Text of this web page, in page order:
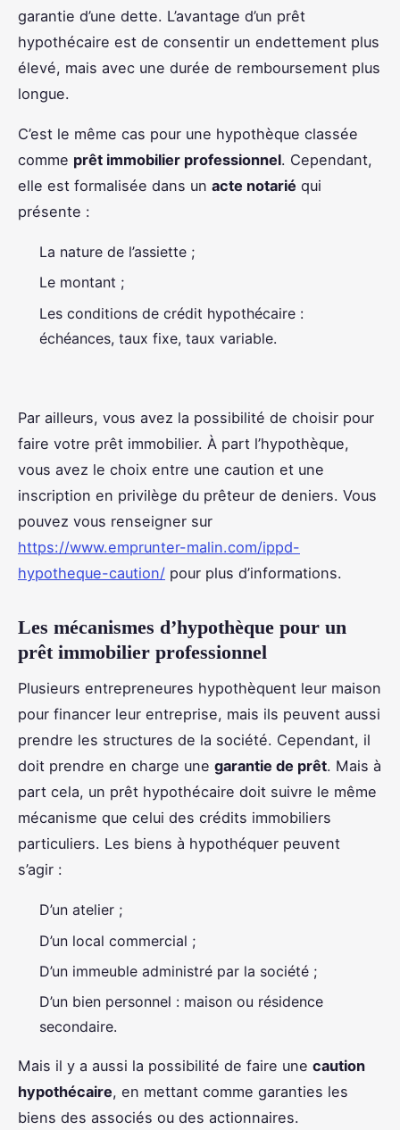
garantie d’une dette. L’avantage d’un prêt
hypothécaire est de consentir un endettement plus
élevé, mais avec une durée de remboursement plus
longue.
C’est le même cas pour une hypothèque classée
comme prêt immobilier professionnel. Cependant,
elle est formalisée dans un acte notarié qui
présente :
La nature de l’assiette ;
Le montant ;
Les conditions de crédit hypothécaire :
échéances, taux fixe, taux variable.
Par ailleurs, vous avez la possibilité de choisir pour
faire votre prêt immobilier. À part l’hypothèque,
vous avez le choix entre une caution et une
inscription en privilège du prêteur de deniers. Vous
pouvez vous renseigner sur
https://www.emprunter-malin.com/ippd-
hypotheque-caution/ pour plus d’informations.
Les mécanismes d’hypothèque pour un
prêt immobilier professionnel
Plusieurs entrepreneures hypothèquent leur maison
pour financer leur entreprise, mais ils peuvent aussi
prendre les structures de la société. Cependant, il
doit prendre en charge une garantie de prêt. Mais à
part cela, un prêt hypothécaire doit suivre le même
mécanisme que celui des crédits immobiliers
particuliers. Les biens à hypothéquer peuvent
s’agir :
D’un atelier ;
D’un local commercial ;
D’un immeuble administré par la société ;
D’un bien personnel : maison ou résidence
secondaire.
Mais il y a aussi la possibilité de faire une caution
hypothécaire, en mettant comme garanties les
biens des associés ou des actionnaires.